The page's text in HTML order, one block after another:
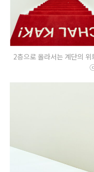
2층으로 올라서는 계단의